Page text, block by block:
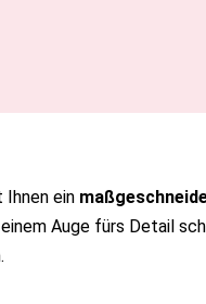
ein
Auge fürs Detail